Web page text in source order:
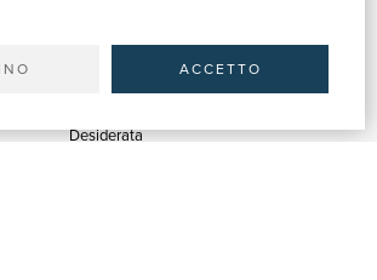
ACCETTO
Spedizioni
Desiderata